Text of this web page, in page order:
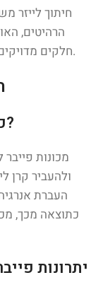
חיתוך לייזר
הרהיטים,
חלקים מדויקים, לוגואים, חריטות, ריתוכים ועבודות אומנות.
כיצד פועלות מכונות פייבר לייזר?
מכונות
ולהעביר קרן
העברת
כתוצאה מכך,
יתרונות